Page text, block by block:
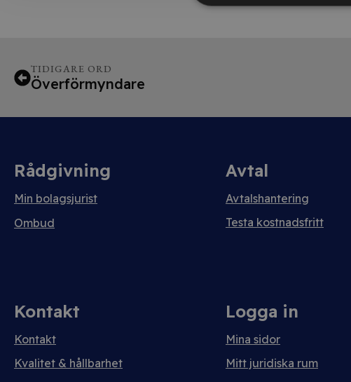
TIDIGARE ORD
Överförmyndare
Rådgivning
Min bolagsjurist
Ombud
Avtal
Avtalshantering
Testa kostnadsfritt
Kontakt
Kontakt
Kvalitet & hållbarhet
Logga in
Mina sidor
Mitt juridiska rum